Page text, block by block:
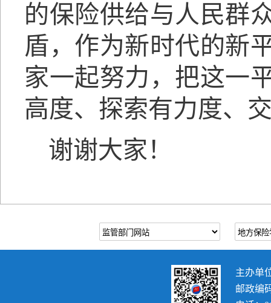
的保险供给与人民群
盾，作为新时代的新
家一起努力，把这一
高度、探索有力度、
谢谢大家！
主办单
邮政编